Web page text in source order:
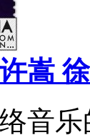
嵩
音